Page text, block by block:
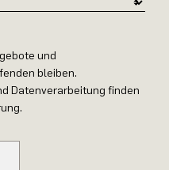
und
bleiben.
Datenverarbeitung finden